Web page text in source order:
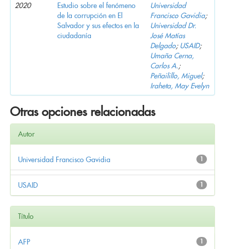
2020
Estudio sobre el fenómeno
de la corrupción en El
Salvador y sus efectos en la
ciudadanía
Universidad
Francisco Gavidia;
Universidad Dr.
José Matías
Delgado; USAID;
Umaña Cerna,
Carlos A.;
Peñailillo, Miguel;
Iraheta, May Evelyn
Otras opciones relacionadas
Autor
1
Universidad Francisco Gavidia
1
USAID
Título
1
AFP